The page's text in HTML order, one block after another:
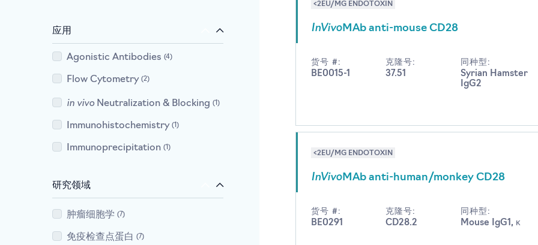
应用
Agonistic Antibodies 4
Flow Cytometry 2
in vivoNeutralization & Blocking 1
Immunohistochemistry 1
Immunoprecipitation 1
研究领域
肿瘤细胞学 7
免疫检查点蛋白 7
<2EU/MG ENDOTOXIN
InVivoMAb anti-mouse CD28
货号 #:
BE0015-1
克隆号:
37.51
同种型:
Syrian Hamster
IgG2
<2EU/MG ENDOTOXIN
InVivoMAb anti-human/monkey CD28
货号 #:
BE0291
克隆号:
CD28.2
同种型:
Mouse IgG1, κ